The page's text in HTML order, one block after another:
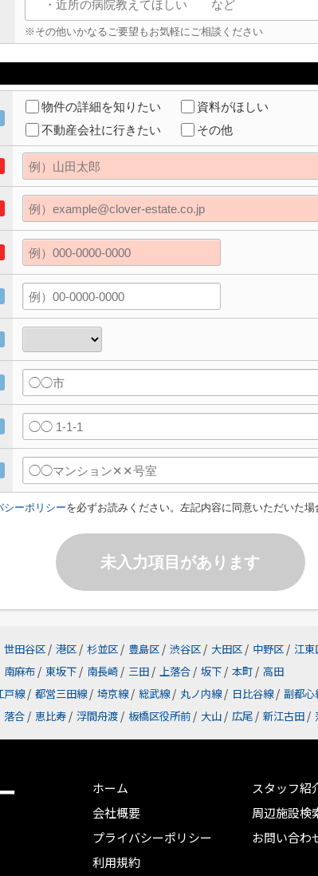
※その他いかなるご要望もお気軽にご相談ください
物件の詳細を知りたい 資料がほしい
不動産会社に行きたい
その他
シーポリシーを必ずお読みください。左記内容に同意いただいた場
未入力項目があります
世田谷区 / 港区 / 杉並区 / 豊島区 / 渋谷区 / 大田区 / 中野区 / 江東
南麻布 / 東坂下 / 南長崎 / 三田 / 上落合 / 坂下 / 本町 / 高田
戸線 / 都営三田線 / 埼京線 / 総武線 / 丸ノ内線 / 日比谷線 / 副都心
落合 / 恵比寿 / 浮間舟渡 / 板橋区役所前 / 大山 / 広尾 / 新江古田 /
ホーム
会社概要
プライバシーポリシー
利用規約
スタッフ紹
周辺施設検
お問い合わ